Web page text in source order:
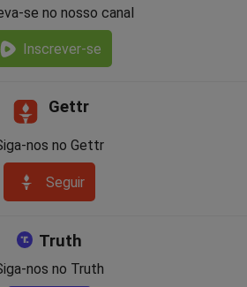
se no nosso canal
Inscrever-se
Gettr
nos no Gettr
Seguir
Truth
nos no Truth